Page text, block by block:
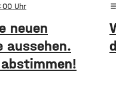
neuen
aussehen.